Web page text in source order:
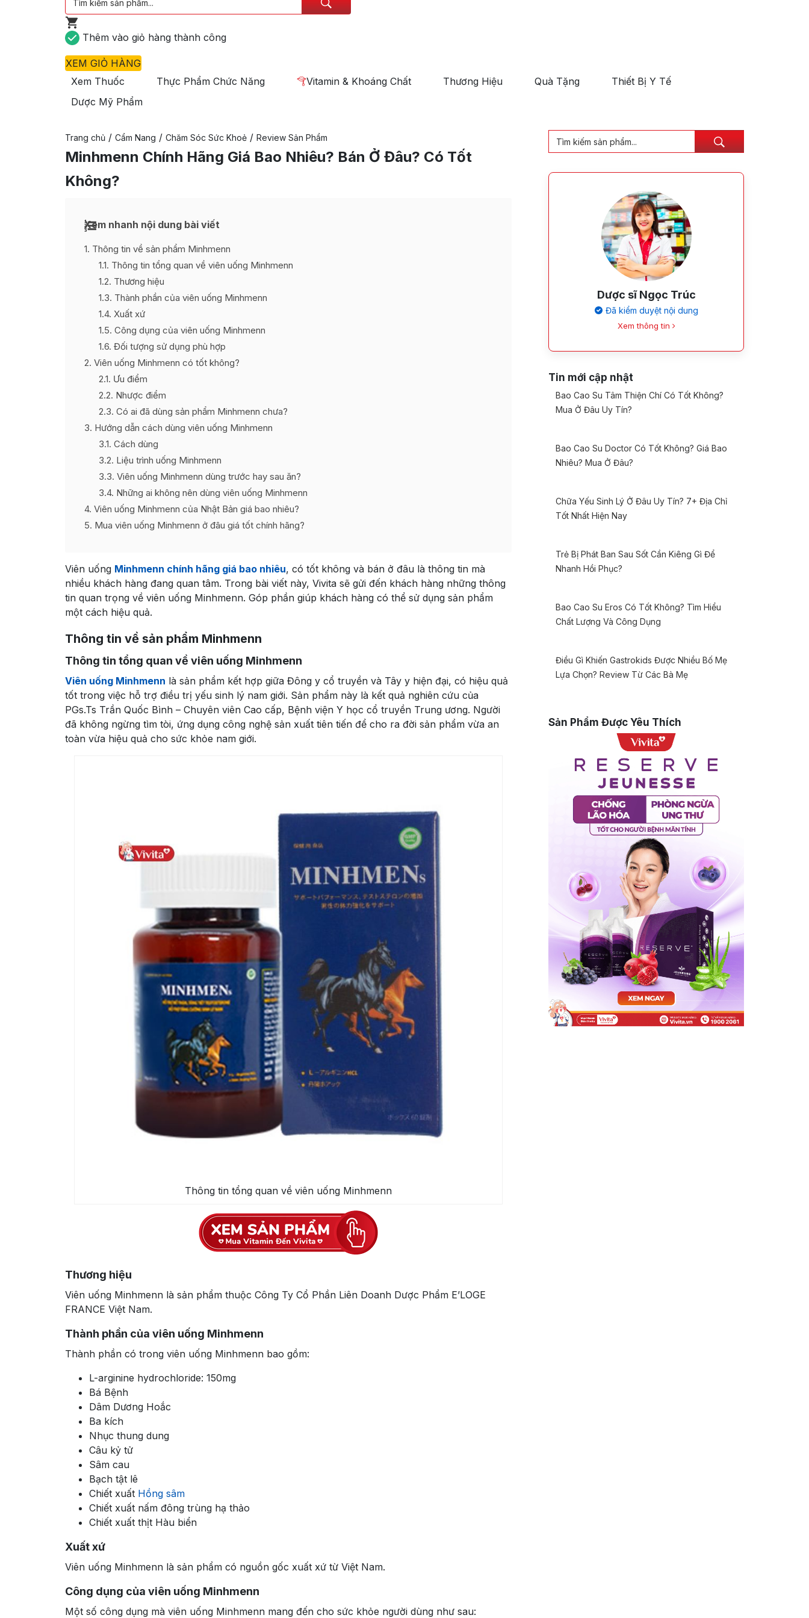
Thêm vào giỏ hàng thành công
XEM GIỎ HÀNG
Xem Thuốc
Thực Phẩm Chức Năng Vitamin & Khoáng Chất Thương Hiệu Quà Tặng
Thiết Bị Y Tế
Dược Mỹ Phẩm
Trang chủ / Cẩm Nang / Chăm Sóc Sức Khoẻ / Review Sản Phẩm
Minhmenn Chính Hãng Giá Bao Nhiêu? Bán Ở Đâu? Có Tốt
Không?
Xem nhanh nội dung bài viết
1 Thông tin về sản phẩm Minhmenn
1.1 Thông tin tổng quan về viên uống Minhmenn
1.2 Thương hiệu
1.3 Thành phần của viên uống Minhmenn
1.4 Xuất xứ
1.5 Công dụng của viên uống Minhmenn
1.6 Đối tượng sử dụng phù hợp
2 Viên uống Minhmenn có tốt không?
2.1 Ưu điểm
2.2 Nhược điểm
2.3 Có ai đã dùng sản phẩm Minhmenn chưa?
3 Hướng dẫn cách dùng viên uống Minhmenn
3.1 Cách dùng
3.2 Liệu trình uống Minhmenn
3.3 Viên uống Minhmenn dùng trước hay sau ăn?
3.4 Những ai không nên dùng viên uống Minhmenn
4 Viên uống Minhmenn của Nhật Bản giá bao nhiêu?
5 Mua viên uống Minhmenn ở đâu giá tốt chính hãng?
Viên uống Minhmenn chính hãng giá bao nhiêu, có tốt không và bán ở đâu là thông tin mà
nhiều khách hàng đang quan tâm. Trong bài viết này, Vivita sẽ gửi đến khách hàng những thông
tin quan trọng về viên uống Minhmenn. Góp phần giúp khách hàng có thể sử dụng sản phẩm
một cách hiệu quả.
Thông tin về sản phẩm Minhmenn
Thông tin tổng quan về viên uống Minhmenn
Viên uống Minhmenn là sản phẩm kết hợp giữa Đông y cổ truyền và Tây y hiện đại, có hiệu quả
tốt trong việc hỗ trợ điều trị yếu sinh lý nam giới. Sản phẩm này là kết quả nghiên cứu của
PGs.Ts Trần Quốc Bình – Chuyên viên Cao cấp, Bệnh viện Y học cổ truyền Trung ương. Người
đã không ngừng tìm tòi, ứng dụng công nghệ sản xuất tiên tiến để cho ra đời sản phẩm vừa an
toàn vừa hiệu quả cho sức khỏe nam giới.
Thông tin tổng quan về viên uống Minhmenn
Thương hiệu
Viên uống Minhmenn là sản phẩm thuộc Công Ty Cổ Phần Liên Doanh Dược Phẩm E’LOGE
FRANCE Việt Nam.
Thành phần của viên uống Minhmenn
Thành phần có trong viên uống Minhmenn bao gồm:
L-arginine hydrochloride: 150mg
Bá Bệnh
Dâm Dương Hoắc
Ba kích
Nhục thung dung
Câu kỷ tử
Sâm cau
Bạch tật lê
Chiết xuất Hồng sâm
Chiết xuất nấm đông trùng hạ thảo
Chiết xuất thịt Hàu biển
Xuất xứ
Viên uống Minhmenn là sản phẩm có nguồn gốc xuất xứ từ Việt Nam.
Công dụng của viên uống Minhmenn
Một số công dụng mà viên uống Minhmenn mang đến cho sức khỏe người dùng như sau:
Dược sĩ Ngọc Trúc
Đã kiểm duyệt nội dung
Xem thông tin
Tin mới cập nhật
Bao Cao Su Tâm Thiện Chí Có Tốt Không?
Mua Ở Đâu Uy Tín?
Bao Cao Su Doctor Có Tốt Không? Giá Bao
Nhiêu? Mua Ở Đâu?
Chữa Yếu Sinh Lý Ở Đâu Uy Tín? 7+ Địa Chỉ
Tốt Nhất Hiện Nay
Trẻ Bị Phát Ban Sau Sốt Cần Kiêng Gì Để
Nhanh Hồi Phục?
Bao Cao Su Eros Có Tốt Không? Tìm Hiểu
Chất Lượng Và Công Dụng
Điều Gì Khiến Gastrokids Được Nhiều Bố Mẹ
Lựa Chọn? Review Từ Các Bà Mẹ
Sản Phẩm Được Yêu Thích